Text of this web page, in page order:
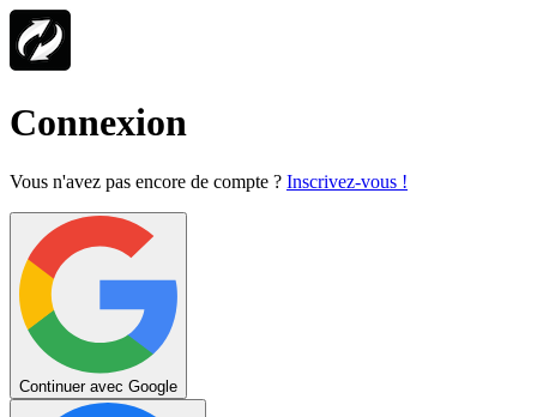
Connexion
Vous n'avez pas encore de compte ? Inscrivez-vous !
Continuer avec Google